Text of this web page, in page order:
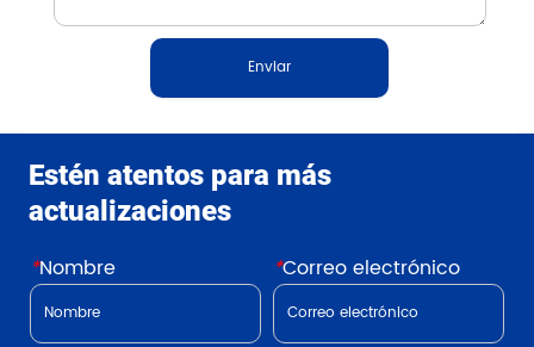
Enviar
Estén atentos para más
actualizaciones
*Nombre *Correo electrónico